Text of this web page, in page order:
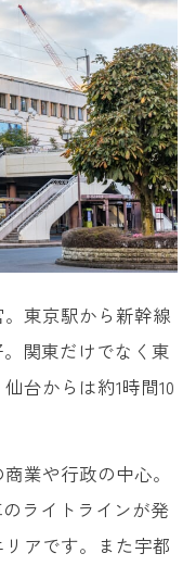
産購入・解散
旅サラダで取材した栃木のおすすめ観光スポット
明智平展望台
まんちっく村
東京駅から新幹線
関東だけでなく東
台からは約1時間10
業や行政の中心。
ライトラインが発
アです。また宇都